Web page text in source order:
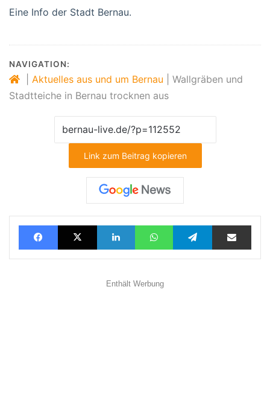
Eine Info der Stadt Bernau.
NAVIGATION:
Aktuelles aus und um Bernau
Wallgräben und
Stadtteiche in Bernau trocknen aus
Link zum Beitrag kopieren
FacebookX LinkedInWhatsAppTelegramTeilen via E-Mail
Enthält Werbung